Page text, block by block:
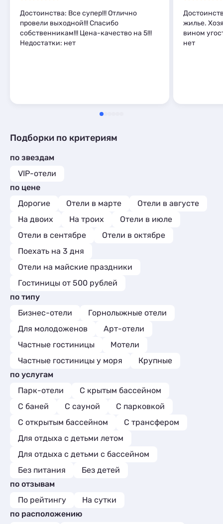
Достоинства: Все супер!!! Отлично
провели выходной!!! Спасибо
собственникам!!! Цена-качество на 5!!!
Недостатки: нет
жилье.
вином
нет
Подборки по критериям
по звездам
VIP-отели
по цене
Дорогие
Отели в марте
Отели в августе
На двоих
На троих
Отели в июле
Отели в сентябре
Отели в октябре
Поехать на 3 дня
Отели на майские праздники
Гостиницы от 500 рублей
по типу
Бизнес-отели
Горнолыжные отели
Для молодоженов
Арт-отели
Частные гостиницы
Мотели
Частные гостиницы у моря
Крупные
по услугам
Парк-отели
С крытым бассейном
С баней
С сауной
С парковкой
С открытым бассейном
С трансфером
Для отдыха с детьми летом
Для отдыха с детьми с бассейном
Без питания
Без детей
по отзывам
По рейтингу
На сутки
по расположению